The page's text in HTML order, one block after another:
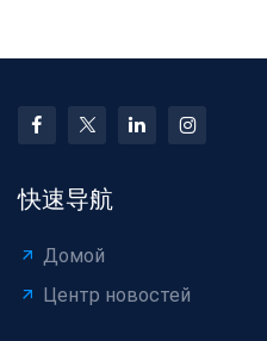
快速导航
Домой
Центр новостей